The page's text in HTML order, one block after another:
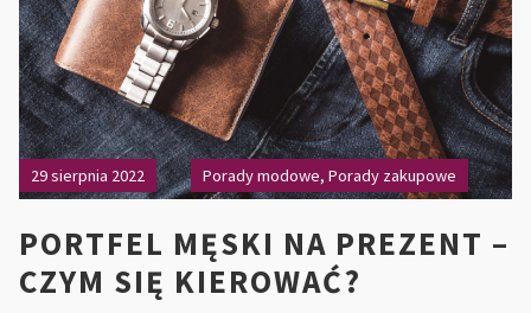
29 sierpnia 2022 Porady modowe, Porady zakupowe
PORTFEL MĘSKI NA PREZENT –
CZYM SIĘ KIEROWAĆ?